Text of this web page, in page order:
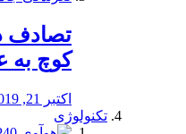
تصادف
کوچ به
اکتبر 21, 2019
تکنولوژی